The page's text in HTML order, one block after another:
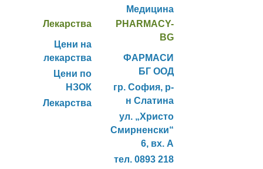
Медицина
Лекарства
Цени на
лекарства
Цени по
НЗОК
Лекарства
PHARMACY-
BG
ФАРМАСИ
БГ ООД
гр. София, р-
н Слатина
ул. „Христо
Смирненски“
6, вх. А
тел. 0893 218